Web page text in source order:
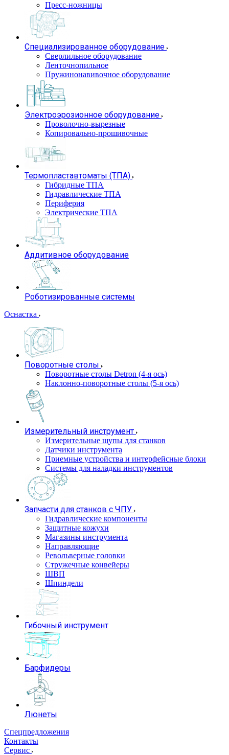
Пресс-ножницы
Специализированное оборудование
Сверлильное оборудование
Ленточнопильное
Пружинонавивочное оборудование
Электроэрозионное оборудование
Проволочно-вырезные
Копировально-прошивочные
Термопластавтоматы (ТПА)
Гибридные ТПА
Гидравлические ТПА
Периферия
Электрические ТПА
Аддитивное оборудование
Роботизированные системы
Оснастка
Поворотные столы
Поворотные столы Detron (4-я ось)
Наклонно-поворотные столы (5-я ось)
Измерительный инструмент
Измерительные щупы для станков
Датчики инструмента
Приемные устройства и интерфейсные блоки
Системы для наладки инструментов
Запчасти для станков с ЧПУ
Гидравлические компоненты
Защитные кожухи
Магазины инструмента
Направляющие
Револьверные головки
Стружечные конвейеры
ШВП
Шпиндели
Гибочный инструмент
Барфидеры
Люнеты
Спецпредложения
Контакты
Сервис